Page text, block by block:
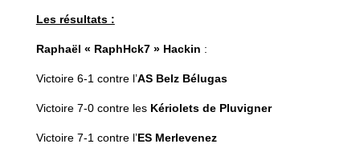
Les résultats :
Raphaël « RaphHck7 » Hackin :
Victoire 6-1 contre l’AS Belz Bélugas
Victoire 7-0 contre les Kériolets de Pluvigner
Victoire 7-1 contre l’ES Merlevenez